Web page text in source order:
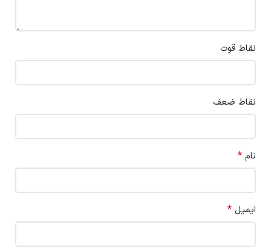
نقاط قوت
نقاط ضعف
نام *
ایمیل *